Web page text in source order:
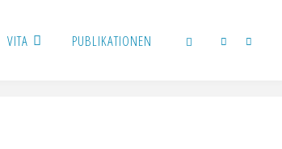
VITA PUBLIKATIONEN